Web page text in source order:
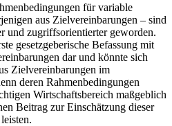
für variable
aus Zielvereinbarungen – sind
und zugriffsorientierter geworden.
gesetzgeberische Befassung mit
dar und könnte sich
Zielvereinbarungen im
deren Rahmenbedingungen
Wirtschaftsbereich maßgeblich
Beitrag zur Einschätzung dieser